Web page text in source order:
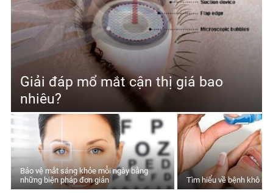
Giải đáp mổ mắt cận thị giá bao
nhiêu?
Bảo vệ mắt sáng khỏe mỗi ngày bằng
những biện pháp đơn giản
Tìm hiểu về bệnh khô